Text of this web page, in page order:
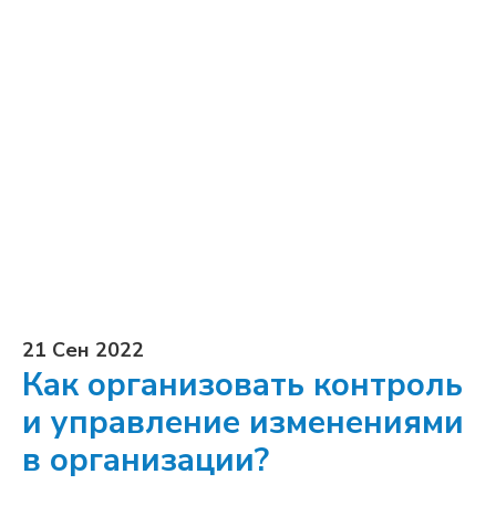
21 Сен 2022
Как организовать контроль
и управление изменениями
в организации?